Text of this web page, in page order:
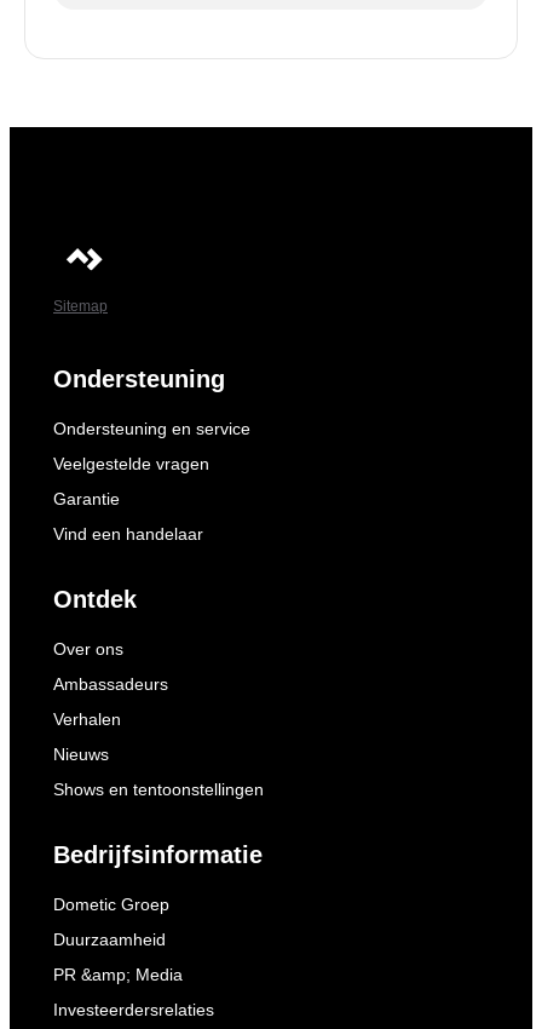
Sitemap
Ondersteuning
Ondersteuning en service
Veelgestelde vragen
Garantie
Vind een handelaar
Ontdek
Over ons
Ambassadeurs
Verhalen
Nieuws
Shows en tentoonstellingen
Bedrijfsinformatie
Dometic Groep
Duurzaamheid
PR &amp; Media
Investeerdersrelaties